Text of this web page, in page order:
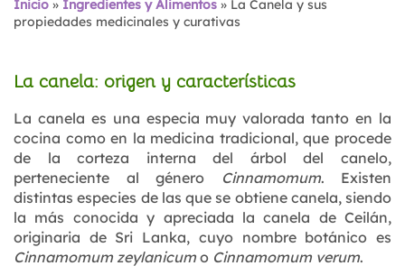
Inicio » Ingredientes y Alimentos » La Canela y sus
propiedades medicinales y curativas
La canela: origen y características
La canela es una especia muy valorada tanto en la
cocina como en la medicina tradicional, que procede
de la corteza interna del árbol del canelo,
perteneciente al género
Cinnamomum. Existen
distintas especies de las que se obtiene canela, siendo
la más conocida y apreciada la canela de Ceilán,
originaria de Sri Lanka, cuyo nombre botánico es
Cinnamomum zeylanicum o Cinnamomum verum.